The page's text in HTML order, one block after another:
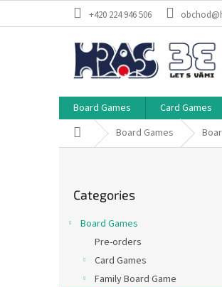
+420 224 946 506
Board Games Card Games
Home Board Games
categories
Categories
Board Games
Pre-orders
Card Games
Family Board Game